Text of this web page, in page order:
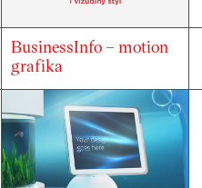
BusinessInfo – motion
grafika